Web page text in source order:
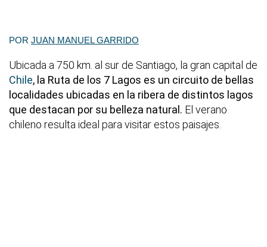
POR JUAN MANUEL GARRIDO
Ubicada a 750 km. al sur de Santiago, la gran capital de
Chile, la Ruta de los 7 Lagos es un circuito de bellas
localidades ubicadas en la ribera de distintos lagos
que destacan por su belleza natural. El verano
chileno resulta ideal para visitar estos paisajes.